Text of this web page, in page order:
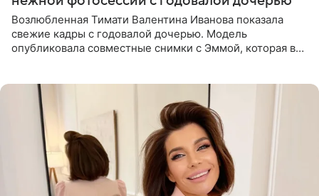
Возлюбленная Тимати Валентина Иванова показала
свежие кадры с годовалой дочерью. Модель
опубликовала совместные снимки с Эммой, которая в